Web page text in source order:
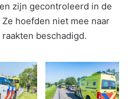
zijn gecontroleerd in de
hoefden niet mee naar
beschadigd.